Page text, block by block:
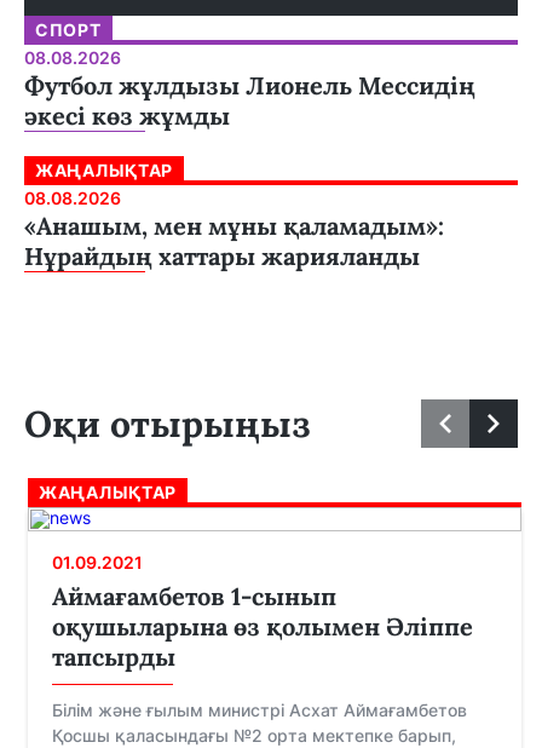
СПОРТ
08.08.2026
Футбол жұлдызы Лионель Мессидің
әкесі көз жұмды
ЖАҢАЛЫҚТАР
08.08.2026
«Анашым, мен мұны қаламадым»:
Нұрайдың хаттары жарияланды
Оқи отырыңыз
ЖАҢАЛЫҚТАР
01.09.2021
Аймағамбетов 1-сынып
оқушыларына өз қолымен Әліппе
тапсырды
Білім және ғылым министрі Асхат Аймағамбетов
Қосшы қаласындағы №2 орта мектепке барып,